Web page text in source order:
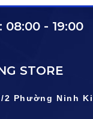
08:00 - 19:00
STORE
2 Phường Ninh